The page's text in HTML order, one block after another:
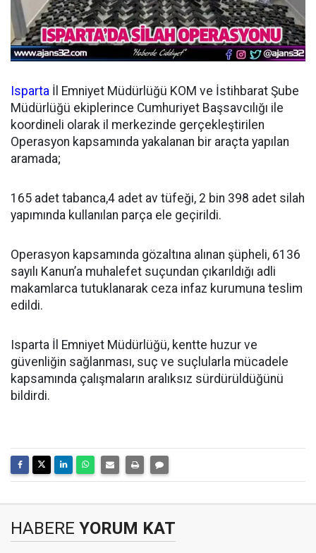
Isparta İl Emniyet Müdürlüğü KOM ve İstihbarat Şube
Müdürlüğü ekiplerince Cumhuriyet Başsavcılığı ile
koordineli olarak il merkezinde gerçekleştirilen
Operasyon kapsamında yakalanan bir araçta yapılan
aramada;
165 adet tabanca,4 adet av tüfeği, 2 bin 398 adet silah
yapımında kullanılan parça ele geçirildi.
Operasyon kapsamında gözaltına alınan şüpheli, 6136
sayılı Kanun’a muhalefet suçundan çıkarıldığı adli
makamlarca tutuklanarak ceza infaz kurumuna teslim
edildi.
Isparta İl Emniyet Müdürlüğü, kentte huzur ve
güvenliğin sağlanması, suç ve suçlularla mücadele
kapsamında çalışmaların aralıksız sürdürüldüğünü
bildirdi.
HABERE YORUM KAT